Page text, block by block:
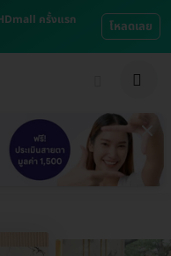
ครั้งแรก
โหลดเลย